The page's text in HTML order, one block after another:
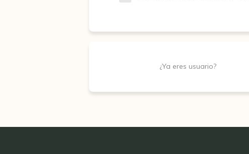
¿Ya eres usuario?